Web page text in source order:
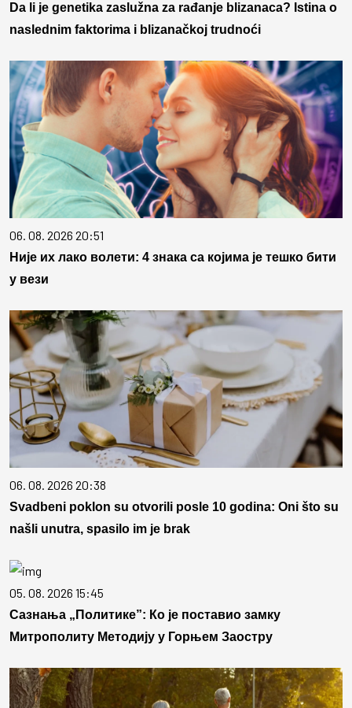
Da li je genetika zaslužna za rađanje blizanaca? Istina o
naslednim faktorima i blizanačkoj trudnoći
06. 08. 2026 20:51
Није их лако волети: 4 знака са којима је тешко бити
у вези
06. 08. 2026 20:38
Svadbeni poklon su otvorili posle 10 godina: Oni što su
našli unutra, spasilo im je brak
05. 08. 2026 15:45
Сазнања „Политике”: Ко је поставио замку
Митрополиту Методију у Горњем Заостру